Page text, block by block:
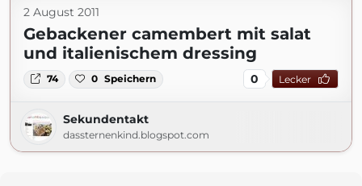
2 August 2011
Gebackener camembert mit salat
und italienischem dressing
74 0 Speichern 0 Lecker
Sekundentakt
dassternenkind.blogspot.com